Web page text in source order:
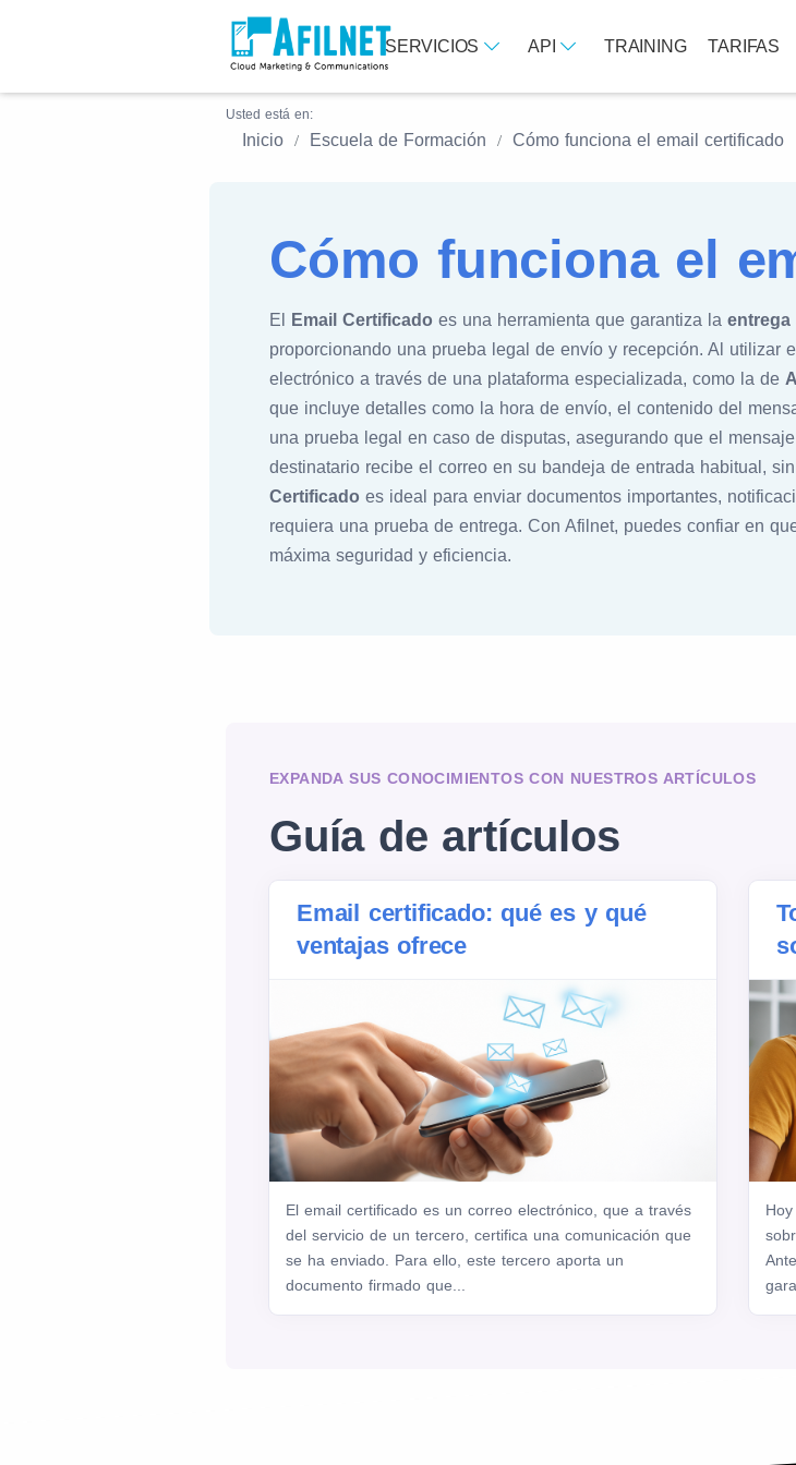
SERVICIOS API TRAINING TARIFAS
Usted está en:
Inicio Escuela de Formación Cómo funciona el email certificado
Cómo funciona el
El Email Certificado es una herramienta que garantiza la entrega
proporcionando una prueba legal de envío y recepción. Al utilizar
electrónico a través de una plataforma especializada, como la de
que incluye detalles como la hora de envío, el contenido del
una prueba legal en caso de disputas, asegurando que el
destinatario recibe el correo en su bandeja de entrada habitual,
Certificado es ideal para enviar documentos importantes,
requiera una prueba de entrega. Con Afilnet, puedes confiar en
máxima seguridad y eficiencia.
EXPANDA SUS CONOCIMIENTOS CON NUESTROS ARTÍCULOS
Guía de artículos
Email certificado: qué es y qué
ventajas ofrece
El email certificado es un correo electrónico, que a través
del servicio de un tercero, certifica una comunicación que
se ha enviado. Para ello, este tercero aporta un
documento firmado que...